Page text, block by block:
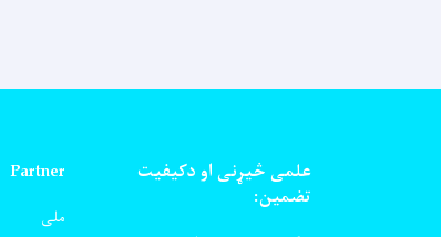
علمی څیړنی او دکیفیت
تضمین:
Partner
ملی